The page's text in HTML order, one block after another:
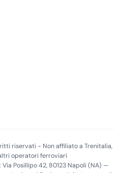
riservati - Non affiliato a Trenitalia,
operatori ferroviari
Posillipo 42, 80123 Napoli (NA) —